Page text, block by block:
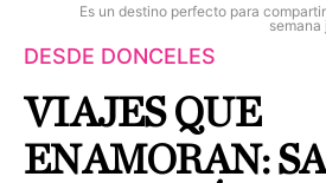
Es un destino perfecto para
semana
DESDE DONCELES
VIAJES QUE
ENAMORAN: